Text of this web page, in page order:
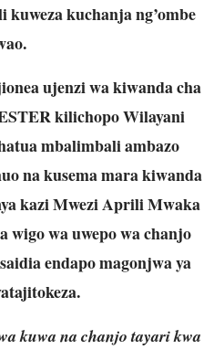
kuchanja ng’ombe
ujenzi wa kiwanda cha
kilichopo Wilayani
mbalimbali ambazo
na kusema mara kiwanda
kazi Mwezi Aprili Mwaka
wigo wa uwepo wa chanjo
endapo magonjwa ya
kuwa na chanjo tayari kwa